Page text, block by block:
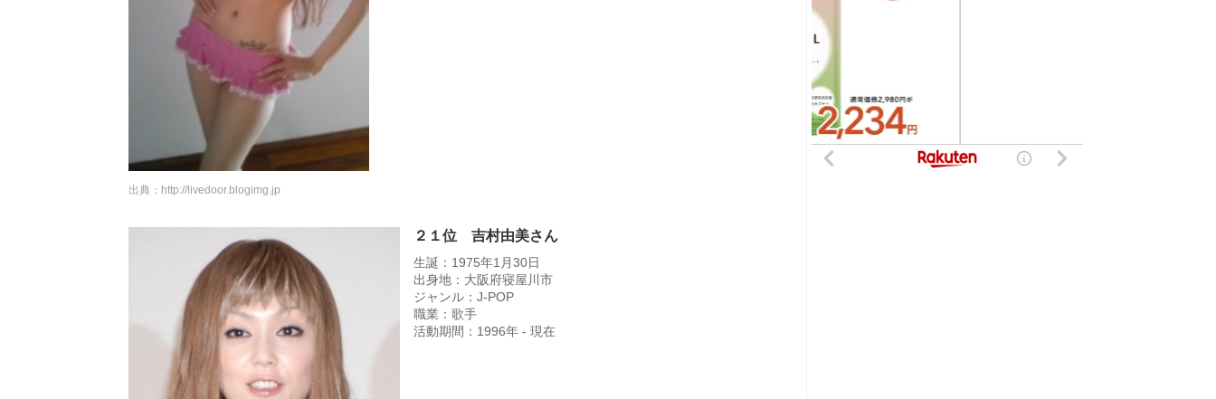
出典： http://livedoor.blogimg.jp
２１位 吉村由美さん
生誕：1975年1月30日
出身地：大阪府寝屋川市
ジャンル：J-POP
職業：歌手
活動期間：1996年 - 現在